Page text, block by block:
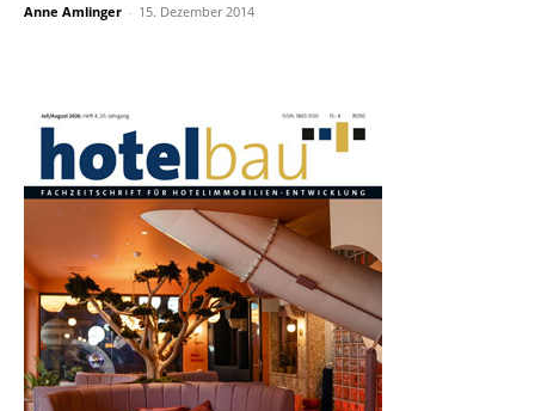
Anne Amlinger - 15. Dezember 2014